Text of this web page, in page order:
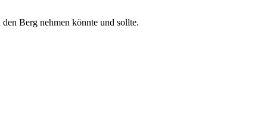
Berg nehmen könnte und sollte.